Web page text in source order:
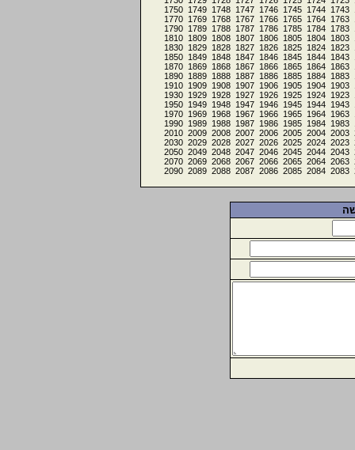
1743
1744
1745
1746
1747
1748
1749
1750
1763
1764
1765
1766
1767
1768
1769
1770
1783
1784
1785
1786
1787
1788
1789
1790
1803
1804
1805
1806
1807
1808
1809
1810
1823
1824
1825
1826
1827
1828
1829
1830
1843
1844
1845
1846
1847
1848
1849
1850
1863
1864
1865
1866
1867
1868
1869
1870
1883
1884
1885
1886
1887
1888
1889
1890
1903
1904
1905
1906
1907
1908
1909
1910
1923
1924
1925
1926
1927
1928
1929
1930
1943
1944
1945
1946
1947
1948
1949
1950
1963
1964
1965
1966
1967
1968
1969
1970
1983
1984
1985
1986
1987
1988
1989
1990
2003
2004
2005
2006
2007
2008
2009
2010
2023
2024
2025
2026
2027
2028
2029
2030
2043
2044
2045
2046
2047
2048
2049
2050
2063
2064
2065
2066
2067
2068
2069
2070
2083
2084
2085
2086
2087
2088
2089
2090